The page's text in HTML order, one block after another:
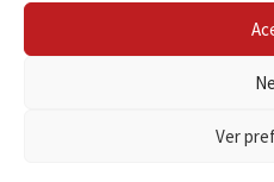
Ver